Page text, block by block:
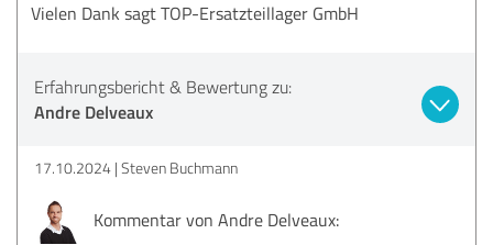
Vielen Dank sagt TOP-Ersatzteillager GmbH
Erfahrungsbericht & Bewertung zu:
Andre Delveaux
17.10.2024 Steven Buchmann
Kommentar von Andre Delveaux: